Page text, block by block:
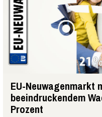
EU-Neuwagenmarkt
beeindruckendem
Prozent